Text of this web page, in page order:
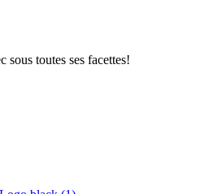
sous toutes ses facettes!